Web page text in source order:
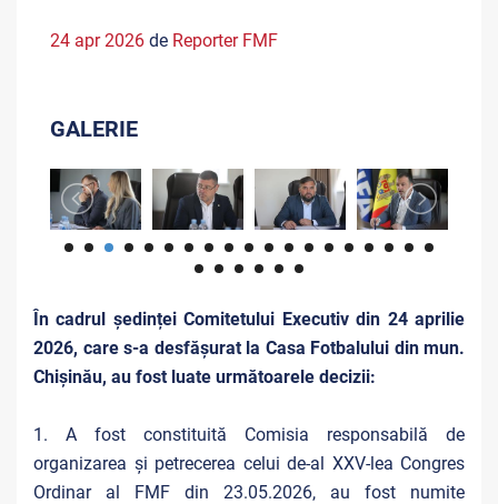
24 apr 2026 de Reporter FMF
GALERIE
În cadrul ședinței Comitetului Executiv din 24 aprilie
2026, care s-a desfășurat la Casa Fotbalului din mun.
Chișinău, au fost luate următoarele decizii:
1. A fost constituită Comisia responsabilă de
organizarea și petrecerea celui de-al XXV-lea Congres
Ordinar al FMF din 23.05.2026, au fost numite